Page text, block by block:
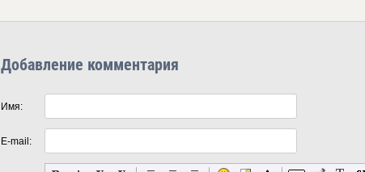
Добавление комментария
Имя:
E-mail: